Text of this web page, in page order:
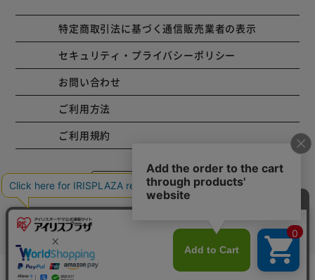
特定商取引法に基づく通信販売業者の表示
セキュリティ・プライバシーポリシー
お問い合わせ
ご利用方法
ご利用規約
コーポレートサイト
Copyright © 2001 IRISPLAZA. ALL Rights Reserved.